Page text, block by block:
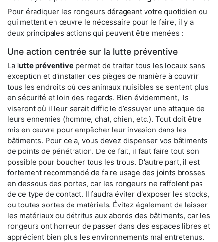
Pour éradiquer les rongeurs dérageant votre quotidien ou
qui mettent en œuvre le nécessaire pour le faire, il y a
deux principales actions qui peuvent être menées :
Une action centrée sur la lutte préventive
La lutte préventive permet de traiter tous les locaux sans
exception et d'installer des pièges de manière à couvrir
tous les endroits où ces animaux nuisibles se sentent plus
en sécurité et loin des regards. Bien évidemment, ils
viseront où il leur serait difficile d’essuyer une attaque de
leurs ennemies (homme, chat, chien, etc.). Tout doit être
mis en œuvre pour empêcher leur invasion dans les
bâtiments. Pour cela, vous devez dispenser vos bâtiments
de points de pénétration. De ce fait, il faut faire tout son
possible pour boucher tous les trous. D'autre part, il est
fortement recommandé de faire usage des joints brosses
en dessous des portes, car les rongeurs ne raffolent pas
de ce type de contact. Il faudra éviter d'exposer les stocks,
ou toutes sortes de matériels. Évitez également de laisser
les matériaux ou détritus aux abords des bâtiments, car les
rongeurs ont horreur de passer dans des espaces libres et
apprécient bien plus les environnements mal entretenus.